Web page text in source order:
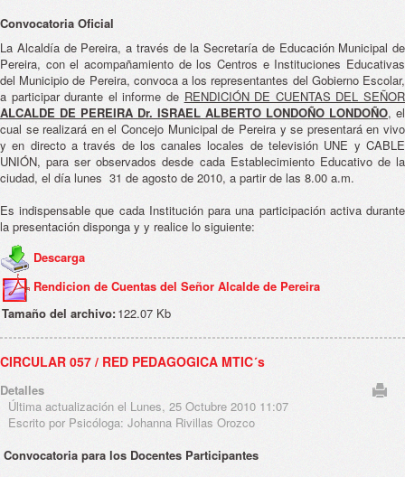
Convocatoria Oficial
La Alcaldía de Pereira, a través de la Secretaría de Educación Municipal de
Pereira, con el acompañamiento de los Centros e Instituciones Educativas
del Municipio de Pereira, convoca a los representantes del Gobierno Escolar,
a participar durante el informe de RENDICIÓN DE CUENTAS DEL SEÑOR
ALCALDE DE PEREIRA Dr. ISRAEL ALBERTO LONDOÑO LONDOÑO, el
cual se realizará en el Concejo Municipal de Pereira y se presentará en vivo
y en directo a través de los canales locales de televisión UNE y CABLE
UNIÓN, para ser observados desde cada Establecimiento Educativo de la
ciudad, el día lunes 31 de agosto de 2010, a partir de las 8.00 a.m.
Es indispensable que cada Institución para una participación activa durante
la presentación disponga y y realice lo siguiente:
Descarga
Rendicion de Cuentas del Señor Alcalde de Pereira
Tamaño del archivo:122.07 Kb
CIRCULAR 057 / RED PEDAGOGICA MTIC´s
Detalles
Última actualización el Lunes, 25 Octubre 2010 11:07
Escrito por Psicóloga: Johanna Rivillas Orozco
Convocatoria para los Docentes Participantes